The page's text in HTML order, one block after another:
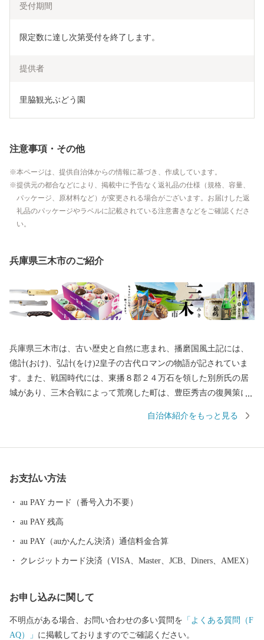
受付期間
限定数に達し次第受付を終了します。
提供者
里脇観光ぶどう園
注意事項・その他
本ページは、提供自治体からの情報に基づき、作成しています。
提供元の都合などにより、掲載中に予告なく返礼品の仕様（規格、容量、
パッケージ、原材料など）が変更される場合がございます。お届けした返
礼品のパッケージやラベルに記載されている注意書きなどをご確認くださ
い。
兵庫県三木市のご紹介
兵庫県三木市は、古い歴史と自然に恵まれ、播磨国風土記には、
億計(おけ)、弘計(をけ)2皇子の古代ロマンの物語が記されていま
す。また、戦国時代には、東播８郡２４万石を領した別所氏の居
城があり、三木合戦によって荒廃した町は、豊臣秀吉の復興策に
され、数多くのゴルフ場が立地する(ゴルフ場数25か所は、西日本
ど、観光資源も多彩なものがあります。
自治体紹介をもっと見る
お支払い方法
au PAY カード（番号入力不要）
au PAY 残高
au PAY（auかんたん決済）通信料金合算
クレジットカード決済（VISA、Master、JCB、Diners、AMEX）
お申し込みに関して
不明点がある場合、お問い合わせの多い質問を 「よくある質問（F
AQ）」 に掲載しておりますのでご確認ください。